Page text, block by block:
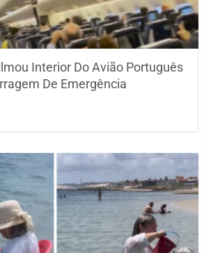
Interior Do Avião Português
De Emergência